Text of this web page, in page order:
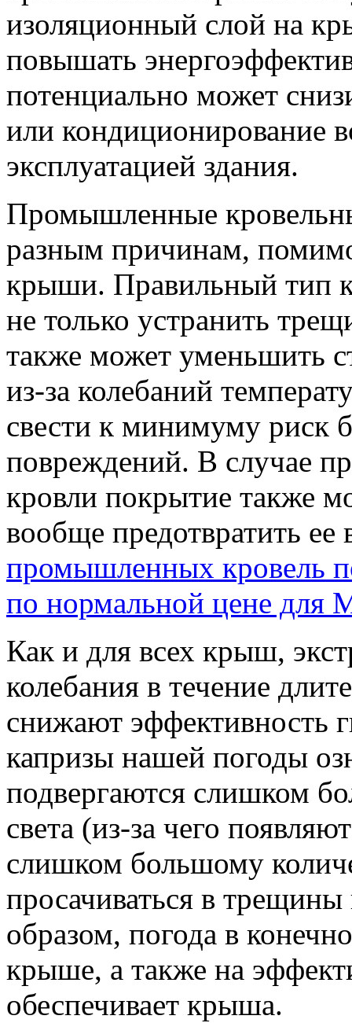
изоляционный слой на
повышать
потенциально может
или кондиционирование
эксплуатацией здания.
Промышленные
разным причинам,
крыши. Правильный тип
не только устранить
также может уменьшить
из-за колебаний
свести к минимуму риск
повреждений. В случае
кровли покрытие также
вообще предотвратить
промышленных кровель
по нормальной цене для
Как и для всех крыш,
колебания в течение
снижают эффективность
капризы нашей погоды
подвергаются слишком
света (из-за чего
слишком большому
просачиваться в
образом, погода в
крыше, а также на
обеспечивает крыша.